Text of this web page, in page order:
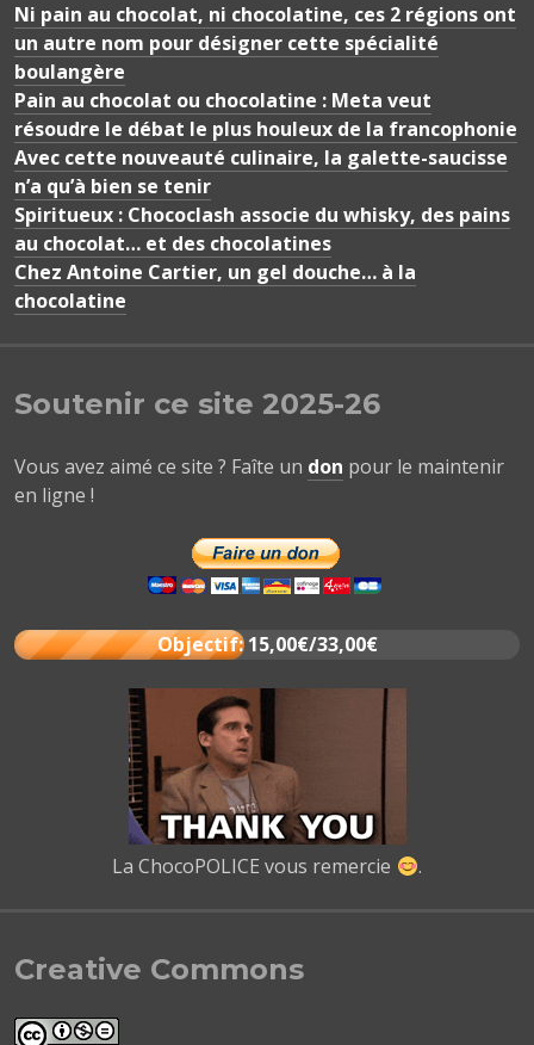
Ni pain au chocolat, ni chocolatine, ces 2 régions ont
un autre nom pour désigner cette spécialité
boulangère
Pain au chocolat ou chocolatine : Meta veut
résoudre le débat le plus houleux de la francophonie
Avec cette nouveauté culinaire, la galette-saucisse
n’a qu’à bien se tenir
Spiritueux : Chococlash associe du whisky, des pains
au chocolat… et des chocolatines
Chez Antoine Cartier, un gel douche… à la
chocolatine
Soutenir ce site 2025-26
Vous avez aimé ce site ? Faîte un don pour le maintenir
en ligne !
Objectif: 15,00€/33,00€
La ChocoPOLICE vous remercie .
Creative Commons